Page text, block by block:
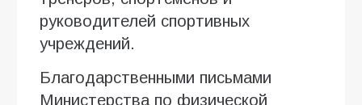
руководителей спортивных
учреждений.
Благодарственными письмами
Министерства по физической